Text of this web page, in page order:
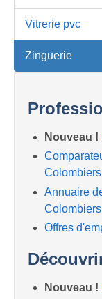
Vitrerie pvc
Zinguerie
Nouveau !
Colombiers
Annuaire
Colombiers
Offres
Nouveau !